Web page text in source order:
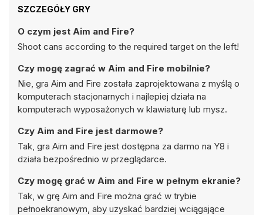
SZCZEGÓŁY GRY
O czym jest Aim and Fire?
Shoot cans according to the required target on the left!
Czy mogę zagrać w Aim and Fire mobilnie?
Nie, gra Aim and Fire została zaprojektowana z myślą o
komputerach stacjonarnych i najlepiej działa na
komputerach wyposażonych w klawiaturę lub mysz.
Czy Aim and Fire jest darmowe?
Tak, gra Aim and Fire jest dostępna za darmo na Y8 i
działa bezpośrednio w przeglądarce.
Czy mogę grać w Aim and Fire w pełnym ekranie?
Tak, w grę Aim and Fire można grać w trybie
pełnoekranowym, aby uzyskać bardziej wciągające